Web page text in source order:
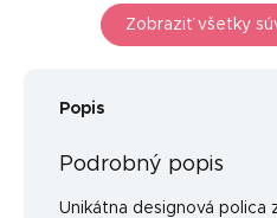
Zobraziť všetky
Popis
Podrobný popis
Unikátna designová polica